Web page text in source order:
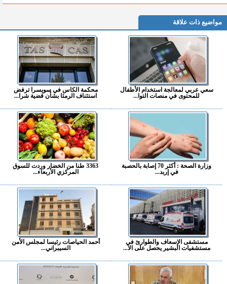
مواضيع ذات علاقة
سعي عربي لمعالجة استخدام الأطفال
للمحتوى في منصات التوا...
محكمة الكاس في سويسرا ترفض
استئناف الرمثا بشأن قضية شرا...
وزارة الصحة : أكثر 70 إصابة بالحصبة
في إربد...
3363 طنا من الخضار وردت للسوق
المركزي الأربعاء...
مستشفى الإسعاف والطوارئ في
مستشفيات البشير يحصل على الا...
أحمد الحياصات رئيسا لمجلس الأمن
السيبراني...